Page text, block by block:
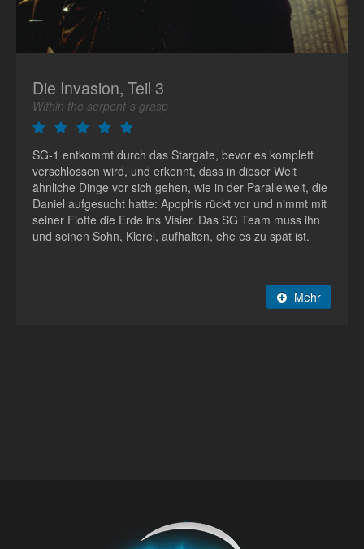
Die Invasion, Teil 3
Within the serpent`s grasp
SG-1 entkommt durch das Stargate, bevor es komplett
verschlossen wird, und erkennt, dass in dieser Welt
ähnliche Dinge vor sich gehen, wie in der Parallelwelt, die
Daniel aufgesucht hatte: Apophis rückt vor und nimmt mit
seiner Flotte die Erde ins Visier. Das SG Team muss ihn
und seinen Sohn, Klorel, aufhalten, ehe es zu spät ist.
Mehr